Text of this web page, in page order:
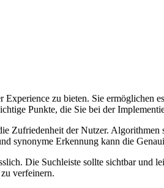
zu bieten. Sie ermöglichen
Punkte, die Sie bei der
Zufriedenheit der Nutzer.
synonyme Erkennung kann die
Die Suchleiste sollte sichtbar und
verfeinern.